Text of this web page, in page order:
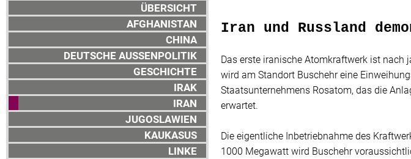
ÜBERSICHT
AFGHANISTAN
CHINA
DEUTSCHE AUSSENPOLITIK
GESCHICHTE
IRAK
IRAN
JUGOSLAWIEN
KAUKASUS
LINKE
Iran und Russland
Das erste iranische Atomkraftwerk ist nach
wird am Standort Buschehr eine
Staatsunternehmens Rosatom, das die
erwartet.
Die eigentliche Inbetriebnahme des
1000 Megawatt wird Buschehr